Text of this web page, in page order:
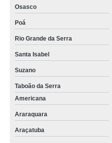
Osasco
Poá
Rio Grande da Serra
Santa Isabel
Suzano
Taboão da Serra
Americana
Araraquara
Araçatuba